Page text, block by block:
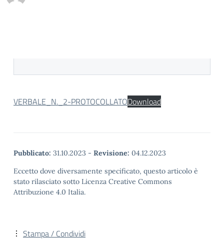
VERBALE_N._2-PROTOCOLLATODownload
Pubblicato: 31.10.2023 - Revisione: 04.12.2023
Eccetto dove diversamente specificato, questo articolo è
stato rilasciato sotto Licenza Creative Commons
Attribuzione 4.0 Italia.
Stampa / Condividi